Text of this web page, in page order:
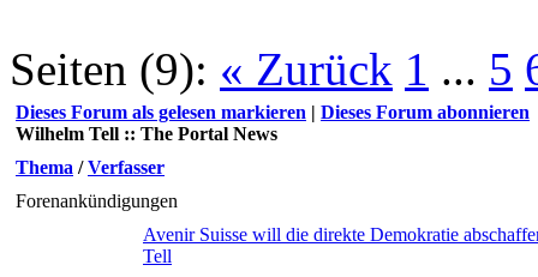
Seiten (9): « Zurück 1 ... 5
Dieses Forum als gelesen markieren | Dieses Forum abonnieren
Wilhelm Tell :: The Portal News
Thema /Verfasser
Forenankündigungen
Avenir Suisse will die direkte Demokratie
Tell